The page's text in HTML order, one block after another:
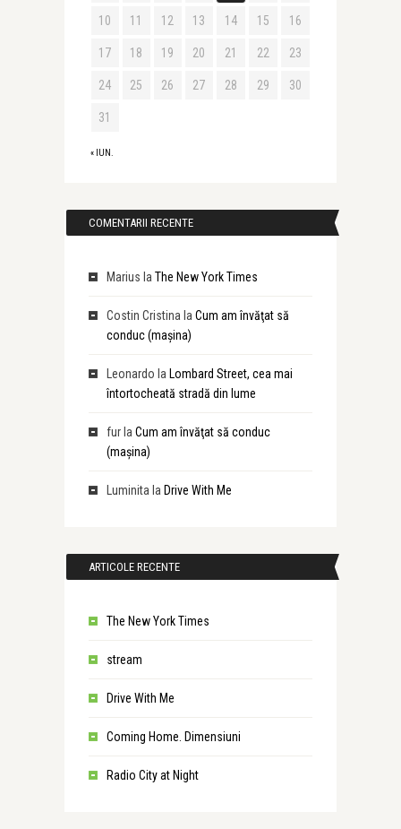
« IUN.
10 11 12 13 14 15 16
17 18 19 20 21 22 23
24 25 26 27 28 29 30
31
COMENTARII RECENTE
Marius la The New York Times
Costin Cristina la Cum am învăţat să
conduc (maşina)
Leonardo la Lombard Street, cea mai
întortocheată stradă din lume
furla Cum am învăţat să conduc
(maşina)
Luminita la Drive With Me
ARTICOLE RECENTE
The New York Times
stream
Drive With Me
Coming Home. Dimensiuni
Radio City at Night